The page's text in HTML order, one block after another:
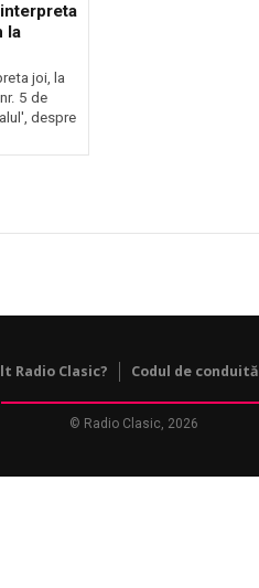
la
joi, la
5 de
despre
Radio Clasic? Codul de conduită
© Radio Clasic, 2026